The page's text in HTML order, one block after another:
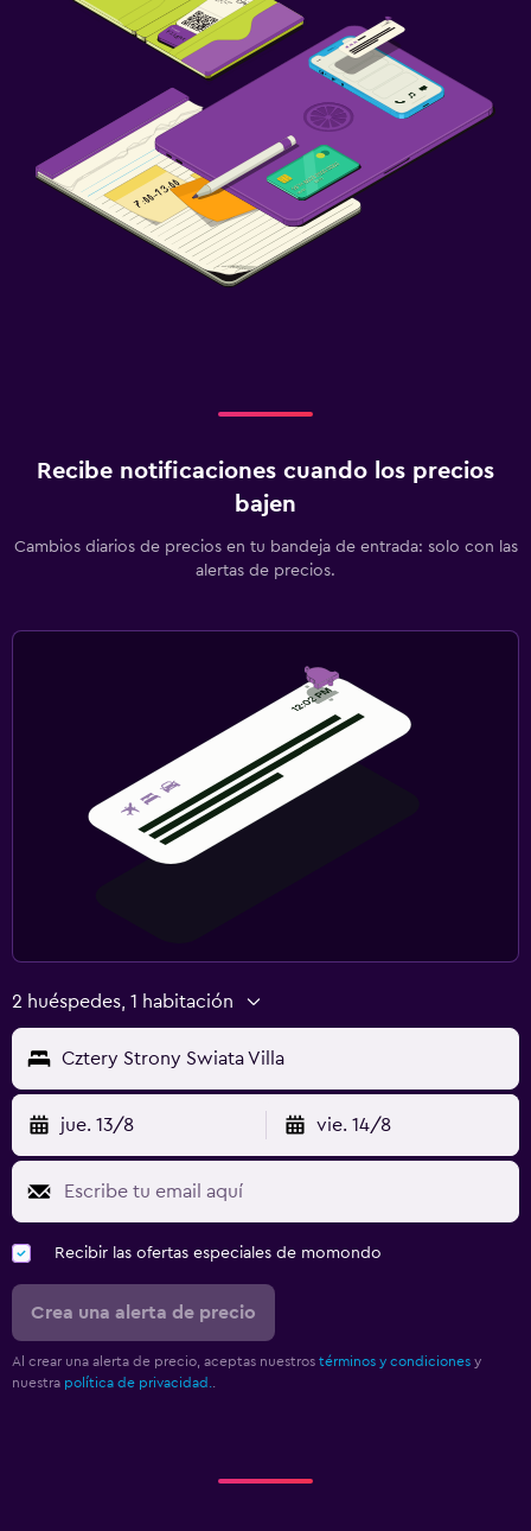
Recibe notificaciones cuando los precios
bajen
Cambios diarios de precios en tu bandeja de entrada: solo con las
alertas de precios.
2 huéspedes, 1 habitación
Cztery Strony Swiata Villa
jue. 13/8 vie. 14/8
Recibir las ofertas especiales de momondo
Crea una alerta de precio
Al crear una alerta de precio, aceptas nuestros términos y condiciones y
nuestra política de privacidad.